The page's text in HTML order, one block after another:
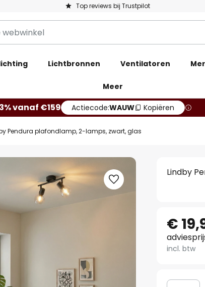
Top reviews bij Trustpilot
Lichtbronnen Ventilatoren
Meer
vanaf €159 Actiecode:WAUW Kopiëren
Pendura plafondlamp, 2-lamps, zwart, glas
Lindby
€
incl. btw